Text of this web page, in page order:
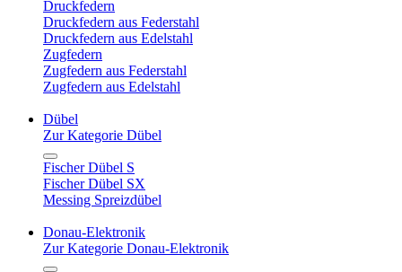
Druckfedern
Druckfedern aus Federstahl
Druckfedern aus Edelstahl
Zugfedern
Zugfedern aus Federstahl
Zugfedern aus Edelstahl
Dübel
Zur Kategorie Dübel
Fischer Dübel S
Fischer Dübel SX
Messing Spreizdübel
Donau-Elektronik
Zur Kategorie Donau-Elektronik